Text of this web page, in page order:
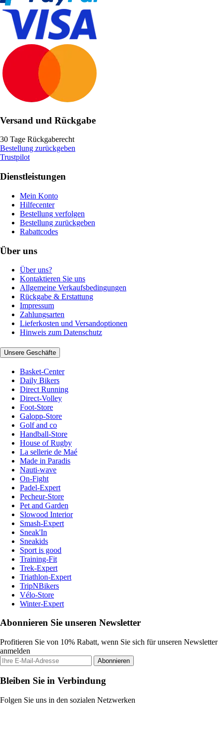
Versand und Rückgabe
30 Tage Rückgaberecht
Bestellung zurückgeben
Trustpilot
Dienstleistungen
Mein Konto
Hilfecenter
Bestellung verfolgen
Bestellung zurückgeben
Rabattcodes
Über uns
Über uns?
Kontaktieren Sie uns
Allgemeine Verkaufsbedingungen
Rückgabe & Erstattung
Impressum
Zahlungsarten
Lieferkosten und Versandoptionen
Hinweis zum Datenschutz
Unsere Geschäfte
Basket-Center
Daily Bikers
Direct Running
Direct-Volley
Foot-Store
Galopp-Store
Golf and co
Handball-Store
House of Rugby
La sellerie de Maé
Made in Paradis
Nauti-wave
On-Fight
Padel-Expert
Pecheur-Store
Pet and Garden
Slowood Interior
Smash-Expert
Sneak'In
Sneakids
Sport is good
Training-Fit
Trek-Expert
Triathlon-Expert
TripNBikers
Vélo-Store
Winter-Expert
Abonnieren Sie unseren Newsletter
Profitieren Sie von 10% Rabatt, wenn Sie sich für unseren Newsletter
anmelden
Abonnieren
Bleiben Sie in Verbindung
Folgen Sie uns in den sozialen Netzwerken